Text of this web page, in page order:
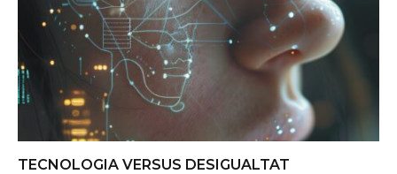
TECNOLOGIA VERSUS DESIGUALTAT